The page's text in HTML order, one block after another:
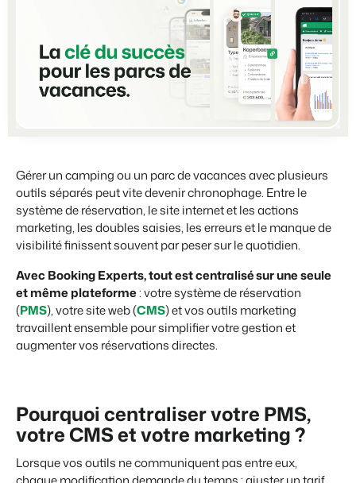
Gestion des canaux de distribution
Diffusez votre inventaire sur plusieurs canaux.
App Store
Intégrez vos applications et outils préférés.
Passez à l'action
Prêt à adopter la croissance ?
Site web
Donnez vie à votre marque grâce à notre créateur de site.
Site web immobilier
BEX Linguistique
Accueillez vos clients dans leur langue.
Marketing
Organismes de location de vacances
Chaînes hôtelières et marques indépendantes multiples.
Promoteurs immobiliers touristiques
Développement de projets immobiliers.
Services de conciergerie et gestion locative
Gestion de location de vacances et concierges
Témoignages de nos clients.
Entrez en contact avec nous
Passez à l'action
Prêt à adopter la croissance ?
Développeurs
Construisez votre solution avec notre API ouverte.
Partenaires
Rejoignez-nous dans notre aventure pour transformer l'industrie
de l'hospitalité.
Trust Center
La confiance chez Booking Experts
À propos de nous
FR
Gérer un camping ou un parc de vacances avec plusieurs
outils séparés peut vite devenir chronophage. Entre le
système de réservation, le site internet et les actions
marketing, les doubles saisies, les erreurs et le manque de
visibilité finissent souvent par peser sur le quotidien.
Avec Booking Experts, tout est centralisé sur une seule
et même plateforme: votre système de réservation
(PMS), votre site web (CMS) et vos outils marketing
travaillent ensemble pour simplifier votre gestion et
augmenter vos réservations directes.
Pourquoi centraliser votre PMS,
votre CMS et votre marketing ?
Lorsque vos outils ne communiquent pas entre eux,